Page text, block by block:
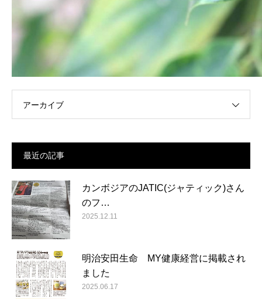
アーカイブ
最近の記事
カンボジアのJATIC(ジャティック)さん
のフ…
2025.12.11
明治安田生命 MY健康経営に掲載され
ました
2025.06.17